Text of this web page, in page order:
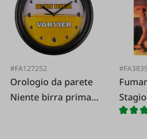
#FA127252
Orologio da parete
Niente birra prima